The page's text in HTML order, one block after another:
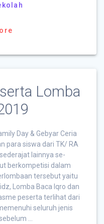
Lomba
Day & Gebyar Ceria
para siswa dari TK/ RA
lainnya se-
berkompetisi dalam
tersebut yaitu
Lomba Baca Iqro dan
peserta terlihat dari
seluruh jenis
…